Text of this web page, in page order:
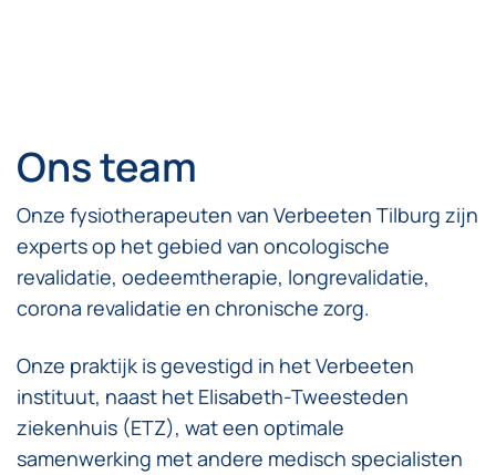
Ons team
Onze fysiotherapeuten van Verbeeten Tilburg zijn
experts op het gebied van oncologische
revalidatie, oedeemtherapie, longrevalidatie,
corona revalidatie en chronische zorg.
Onze praktijk is gevestigd in het Verbeeten
instituut, naast het Elisabeth-Tweesteden
ziekenhuis (ETZ), wat een optimale
samenwerking met andere medisch specialisten